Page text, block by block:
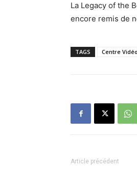
La Legacy of the
encore remis de
TAGS Centre
Article précédent